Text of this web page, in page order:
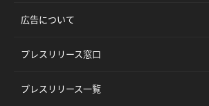
広告について
プレスリリース窓口
プレスリリース一覧